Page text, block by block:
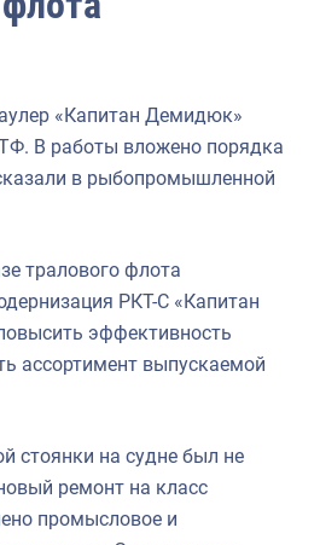
литература
экспедиция
нравственных ценностей
«Капитан Демидюк»
В работы вложено порядка
в рыбопромышленной
тралового флота
РКТ-С «Капитан
эффективность
ассортимент выпускаемой
стоянки на судне был не
ремонт на класс
промысловое и